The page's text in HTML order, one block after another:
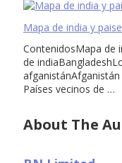
Mapa de india y
ContenidosMapa de
de
Países vecinos de …
About The